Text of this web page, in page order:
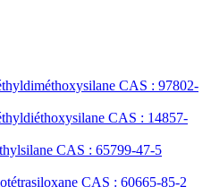
CAS : 97802-
CAS : 14857-
CAS : 65799-47-5
CAS : 60665-85-2